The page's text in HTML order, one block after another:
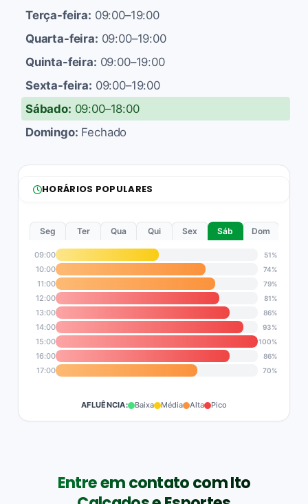
Terça-feira: 09:00–19:00
Quarta-feira: 09:00–19:00
Quinta-feira: 09:00–19:00
Sexta-feira: 09:00–19:00
Sábado: 09:00–18:00
Domingo: Fechado
HORÁRIOS POPULARES
Seg Ter Qua Qui Sex Sáb Dom
09:00 51%
10:00 74%
11:00 79%
12:00 81%
13:00 86%
14:00 93%
15:00 100%
16:00 86%
17:00 70%
AFLUÊNCIA: Baixa Média Alta Pico
Entre em contato com Ito